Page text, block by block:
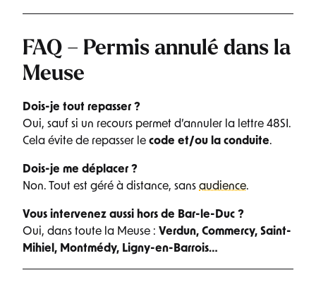
FAQ – Permis annulé dans la
Meuse
Dois-je tout repasser ?
Oui, sauf si un recours permet d’annuler la lettre 48SI.
Cela évite de repasser le code et/ou la conduite.
Dois-je me déplacer ?
Non. Tout est géré à distance, sans audience.
Vous intervenez aussi hors de Bar-le-Duc ?
Oui, dans toute la Meuse : Verdun, Commercy, Saint-
Mihiel, Montmédy, Ligny-en-Barrois…